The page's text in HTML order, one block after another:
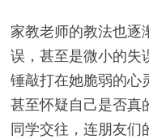
家教老师的教法也逐
误，甚至是微小的失
锤敲打在她脆弱的心
甚至怀疑自己是否真
同学交往，连朋友们